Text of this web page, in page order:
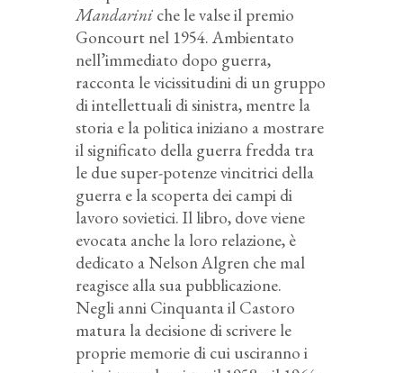
Mandarini che le valse il premio
Goncourt nel 1954. Ambientato
nell’immediato dopo guerra,
racconta le vicissitudini di un gruppo
di intellettuali di sinistra, mentre la
storia e la politica iniziano a mostrare
il significato della guerra fredda tra
le due super-potenze vincitrici della
guerra e la scoperta dei campi di
lavoro sovietici. Il libro, dove viene
evocata anche la loro relazione, è
dedicato a Nelson Algren che mal
reagisce alla sua pubblicazione.
Negli anni Cinquanta il Castoro
matura la decisione di scrivere le
proprie memorie di cui usciranno i